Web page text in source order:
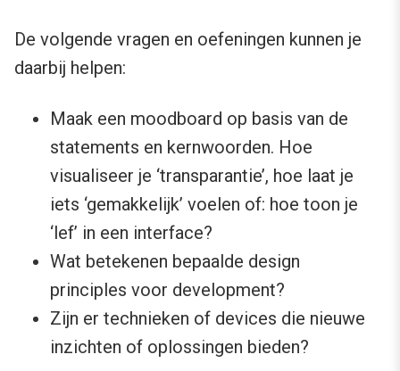
De volgende vragen en oefeningen kunnen je
daarbij helpen:
Maak een moodboard op basis van de
statements en kernwoorden. Hoe
visualiseer je ‘transparantie’, hoe laat je
iets ‘gemakkelijk’ voelen of: hoe toon je
‘lef’ in een interface?
Wat betekenen bepaalde design
principles voor development?
Zijn er technieken of devices die nieuwe
inzichten of oplossingen bieden?